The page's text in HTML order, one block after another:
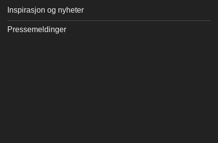
Inspirasjon og nyheter
Pressemeldinger